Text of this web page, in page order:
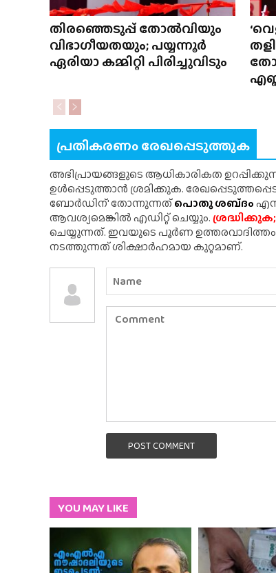
തിരഞ്ഞെടുപ്പ് തോൽവിയും
വിഭാഗീയതയും; പയ്യന്നൂർ
ഏരിയാ കമ്മിറ്റി പിരിച്ചുവിടും
പ്രതികരണം രേഖപ്പെടുത്തുക
അഭിപ്രായങ്ങളുടെ ആധികാരികത
ഉൾപ്പെടുത്താൻ ശ്രമിക്കുക.
ബോർഡിന്' തോന്നുന്നത്പൊതു ശബ്‌ദം
ആവശ്യമെങ്കിൽ എഡിറ്റ് ചെയ്യും.ശ്രദ്ധിക്കുക;
ചെയ്യുന്നത്. ഇവയുടെ പൂർണ
നടത്തുന്നത് ശിക്ഷാർഹമായ കുറ്റമാണ്.
POST COMMENT
YOU MAY LIKE